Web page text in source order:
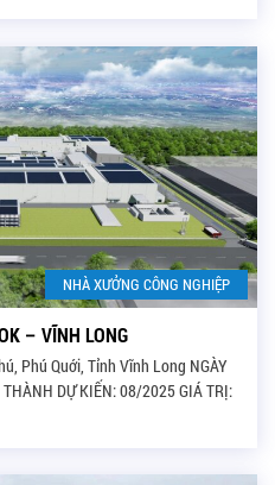
NHÀ XƯỞNG CÔNG NGHIỆP
– VĨNH LONG
Phú Quới, Tỉnh Vĩnh Long NGÀY
DỰ KIẾN: 08/2025 GIÁ TRỊ: